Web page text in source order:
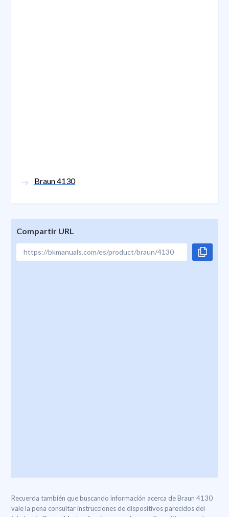
Braun 4130
Compartir URL
Recuerda también que buscando información acerca de Braun 4130
vale la pena consultar instrucciones de dispositivos parecidos del